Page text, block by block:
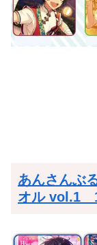
あんさんぶ
オル vol.1